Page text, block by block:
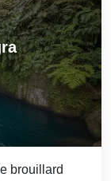
brouillard